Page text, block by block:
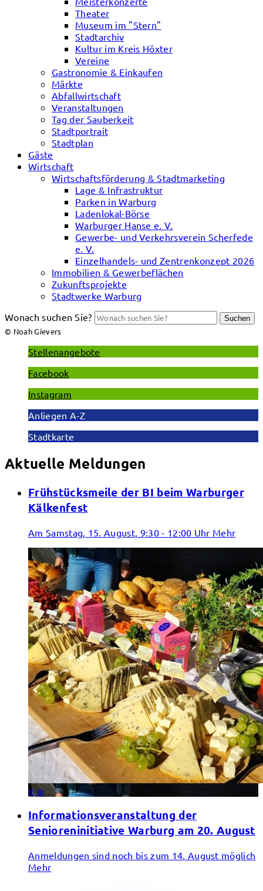
Theater
Museum im "Stern"
Stadtarchiv
Kultur im Kreis Höxter
Vereine
Gastronomie & Einkaufen
Märkte
Abfallwirtschaft
Veranstaltungen
Tag der Sauberkeit
Stadtportrait
Stadtplan
Gäste
Wirtschaft
Wirtschaftsförderung & Stadtmarketing
Lage & Infrastruktur
Parken in Warburg
Ladenlokal-Börse
Warburger Hanse e. V.
Gewerbe- und Verkehrsverein Scherfede
e. V.
Einzelhandels- und Zentrenkonzept 2026
Immobilien & Gewerbeflächen
Zukunftsprojekte
Stadtwerke Warburg
Wonach suchen Sie?
Suchen
© Noah Gievers
Stellenangebote
Facebook
Instagram
Anliegen A-Z
Stadtkarte
Aktuelle Meldungen
Frühstücksmeile der BI beim Warburger
Kälkenfest
Am Samstag, 15. August, 9:30 - 12:00 Uhr Mehr
© BI
Informationsveranstaltung der
Senioreninitiative Warburg am 20. August
Anmeldungen sind noch bis zum 14. August möglich
Mehr